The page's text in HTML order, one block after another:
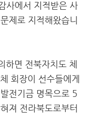
사에서 지적받은 사
제로 지적해왔습니
하면 전북자치도 체
회장이 선수들에게
전기금 명목으로 5
져 전라북도로부터